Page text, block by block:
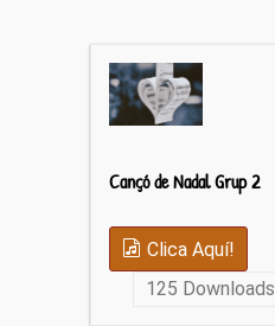
Cançó de Nadal Grup 2
Clica Aquí!
125 Downloads